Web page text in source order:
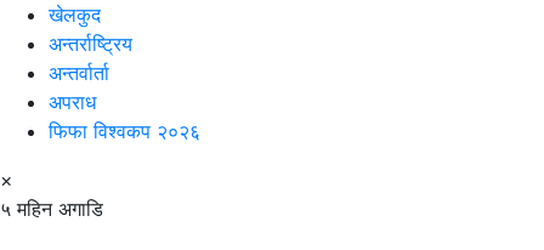
खेलकुद
अन्तर्राष्ट्रिय
अन्तर्वार्ता
अपराध
फिफा विश्वकप २०२६
×
५ महिन अगाडि